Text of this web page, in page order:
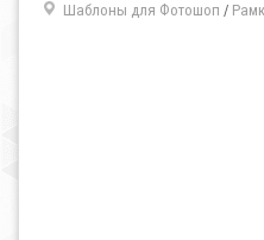
Шаблоны для Фотошоп /